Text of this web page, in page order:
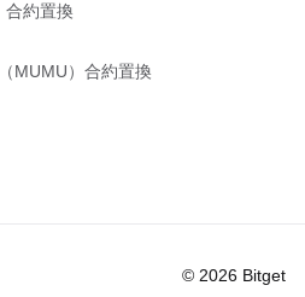
合約置換
MUMU）合約置換
© 2026 Bitget